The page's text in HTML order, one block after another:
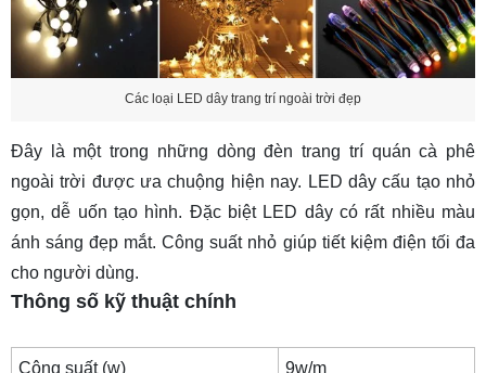
Các loại LED dây trang trí ngoài trời đẹp
Đây là một trong những dòngđèn trang trí quán cà phê
ngoài trời được ưa chuộng hiện nay. LED dây cấu tạo nhỏ
gọn, dễ uốn tạo hình. Đặc biệt LED dây có rất nhiều màu
ánh sáng đẹp mắt. Công suất nhỏ giúp tiết kiệm điện tối đa
cho người dùng.
Thông số kỹ thuật chính
Công suất (w) 9w/m